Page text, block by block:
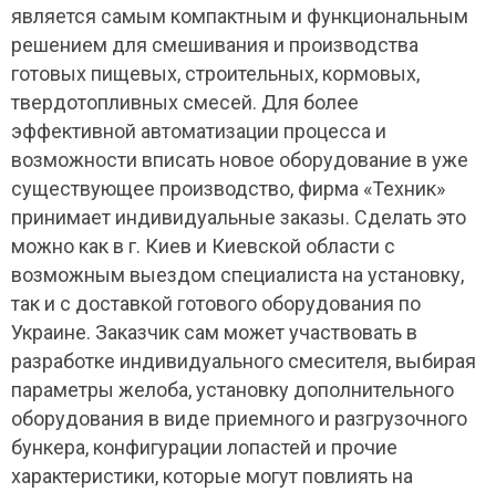
является самым компактным и функциональным
решением для смешивания и производства
готовых пищевых, строительных, кормовых,
твердотопливных смесей. Для более
эффективной автоматизации процесса и
возможности вписать новое оборудование в уже
существующее производство, фирма «Техник»
принимает индивидуальные заказы. Сделать это
можно как в г. Киев и Киевской области с
возможным выездом специалиста на установку,
так и с доставкой готового оборудования по
Украине. Заказчик сам может участвовать в
разработке индивидуального смесителя, выбирая
параметры желоба, установку дополнительного
оборудования в виде приемного и разгрузочного
бункера, конфигурации лопастей и прочие
характеристики, которые могут повлиять на